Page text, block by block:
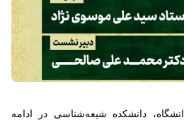
دانشکده شیعه‌شناسی در ادامه